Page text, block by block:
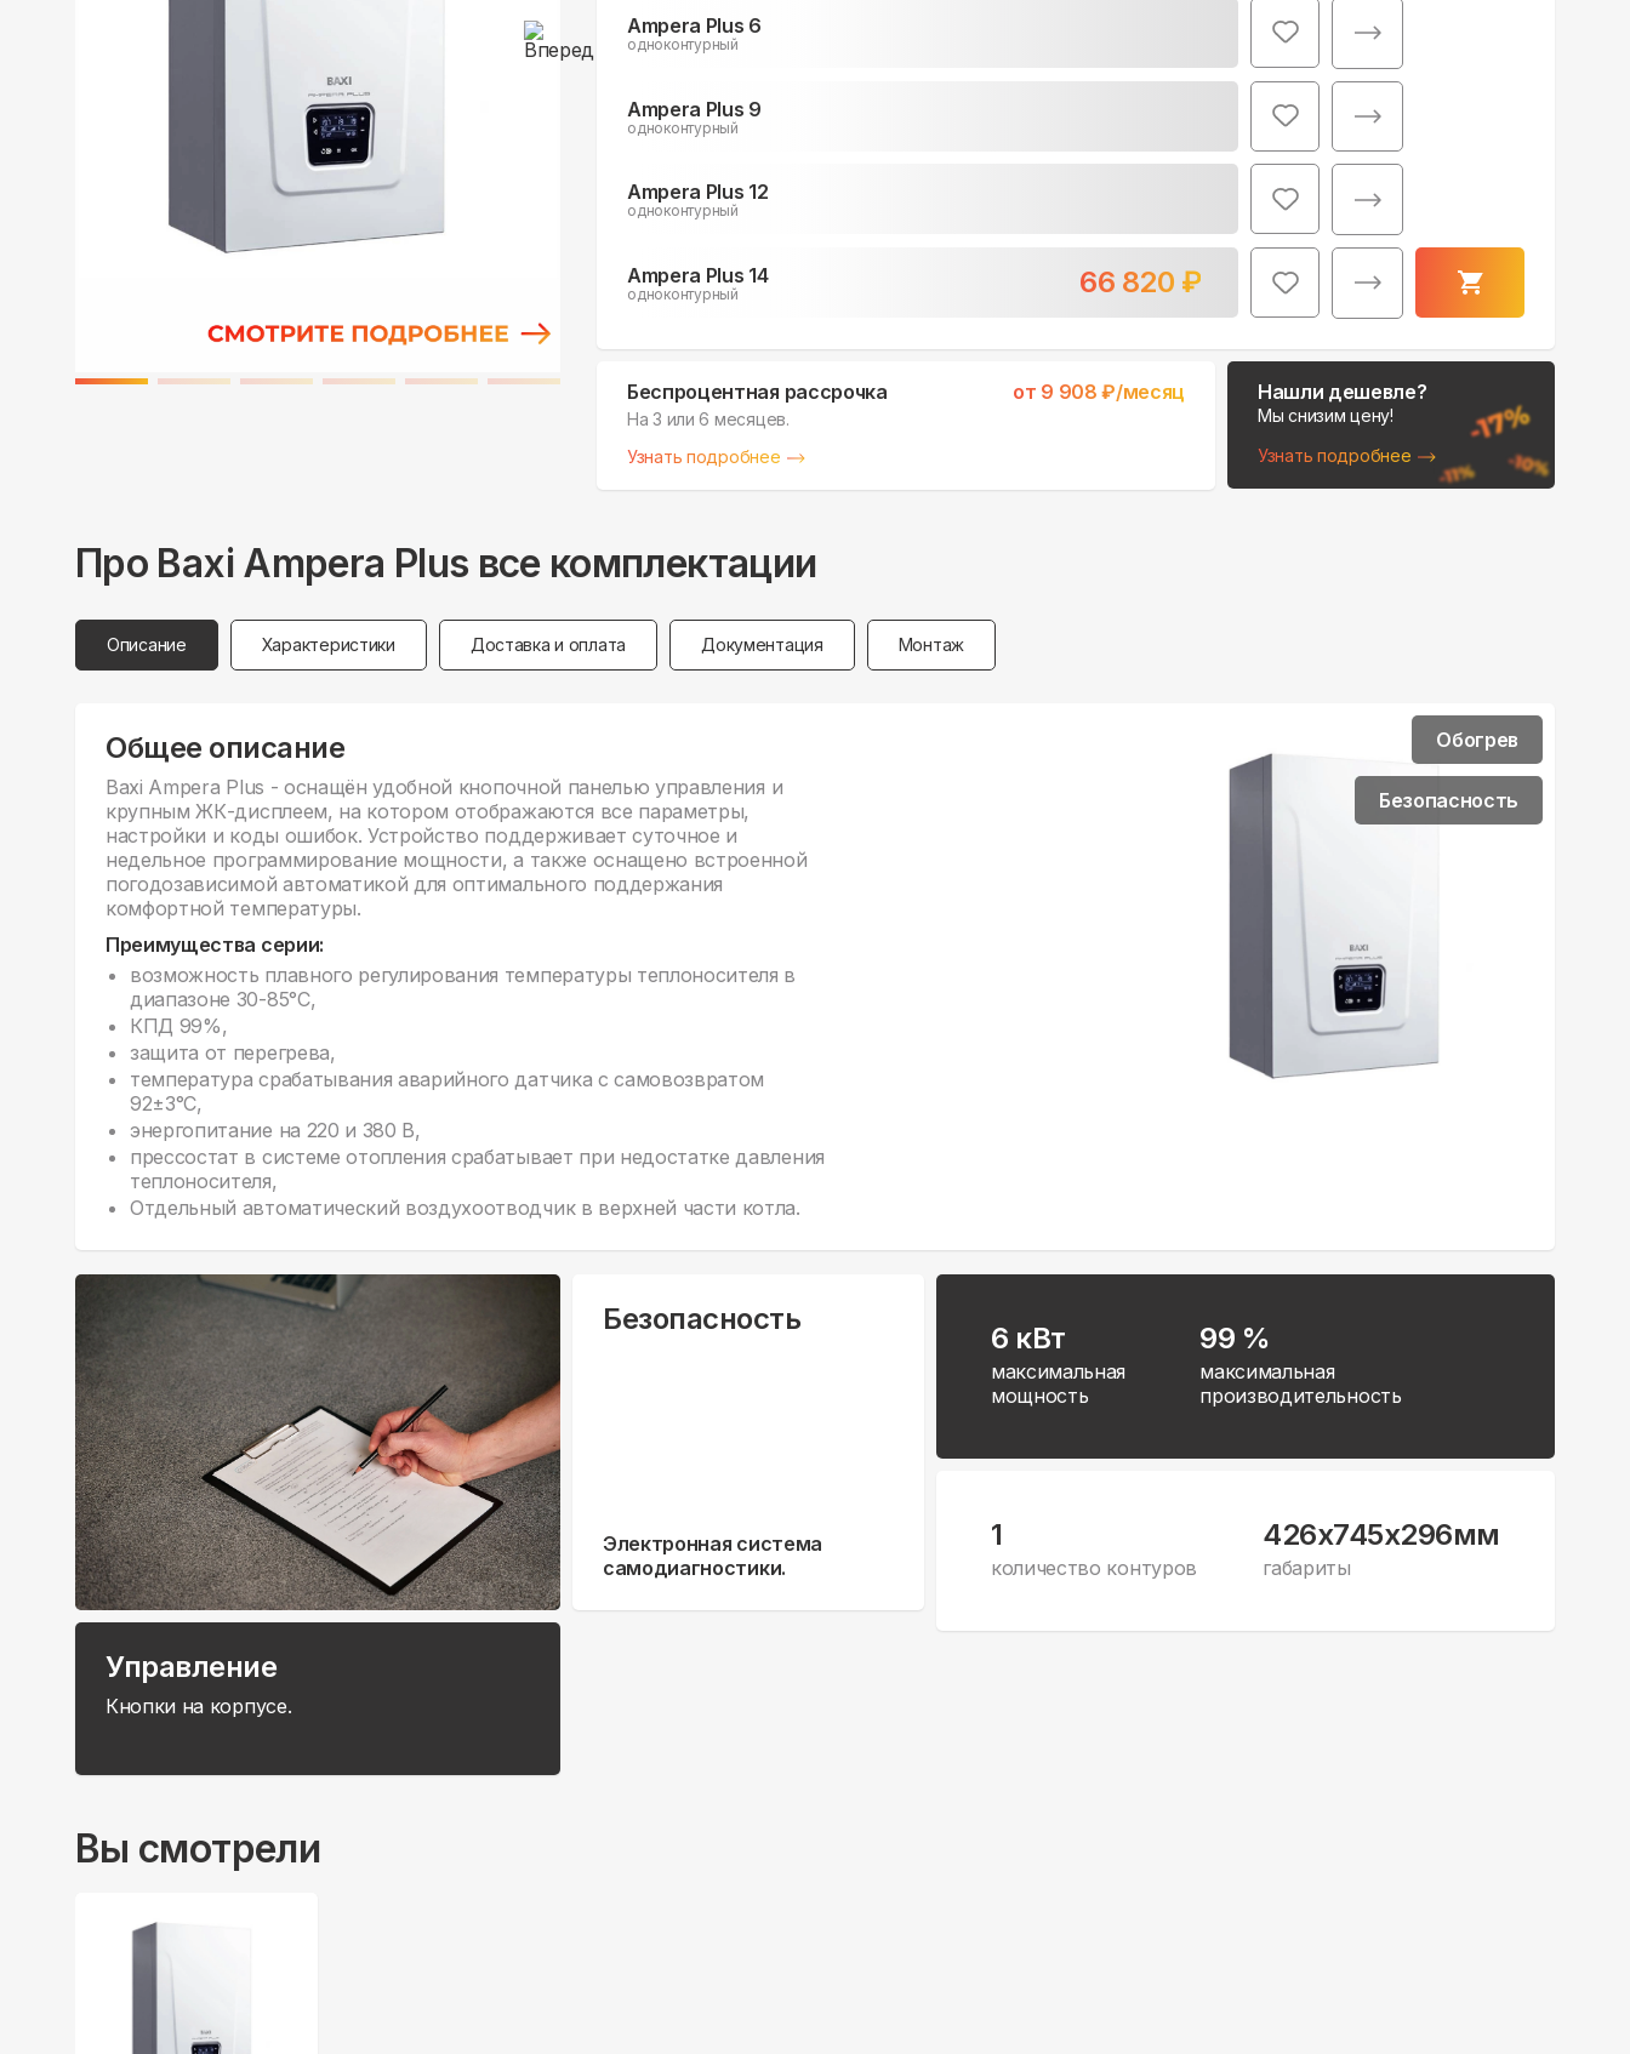
Ampera Plus 6
одноконтурный
Ampera Plus 9
одноконтурный
Ampera Plus 12
одноконтурный
Ampera Plus 14
одноконтурный 66 820 ₽
Беспроцентная рассрочка от 9 908 ₽/месяц
На 3 или 6 месяцев.
Узнать подробнее
Нашли дешевле?
Мы снизим цену!
Узнать подробнее
Про Baxi Ampera Plus все комплектации
Описание Характеристики Доставка и оплата Документация Монтаж
Общее описание
Baxi Ampera Plus - оснащён удобной кнопочной панелью управления и
крупным ЖК-дисплеем, на котором отображаются все параметры,
настройки и коды ошибок. Устройство поддерживает суточное и
недельное программирование мощности, а также оснащено встроенной
погодозависимой автоматикой для оптимального поддержания
комфортной температуры.
Преимущества серии:
возможность плавного регулирования температуры теплоносителя в
диапазоне 30-85°С,
КПД 99%,
защита от перегрева,
температура срабатывания аварийного датчика с самовозвратом
92±3°С,
энергопитание на 220 и 380 В,
прессостат в системе отопления срабатывает при недостатке давления
теплоносителя,
Отдельный автоматический воздухоотводчик в верхней части котла.
Обогрев
Безопасность
Безопасность
Электронная система
самодиагностики.
6 кВт
максимальная
мощность
99 %
максимальная
производительность
1
количество контуров
426x745x296мм
габариты
Управление
Кнопки на корпусе.
Вы смотрели